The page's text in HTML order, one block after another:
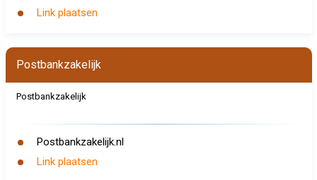
Link plaatsen
Postbankzakelijk
Postbankzakelijk
Postbankzakelijk.nl
Link plaatsen